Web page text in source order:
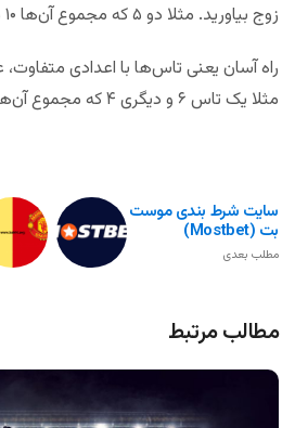
زوج بیاورید. مثلا دو ۵ که مجموع آن‌ها ۱۰ می‌شود.
راه آسان یعنی تاس‌ها با اعدادی
مثلا یک تاس ۶ و دیگری ۴ که مجموع آن‌ها ۱۰ می‌شود.
سایت شرط بندی موست
بت (Mostbet)
مطلب بعدی
مطالب مرتبط